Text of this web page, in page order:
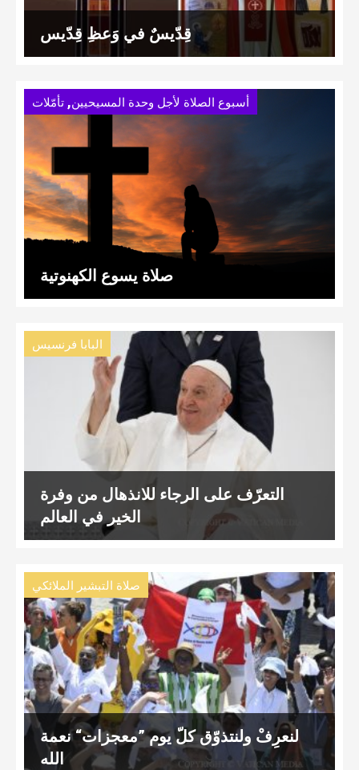
قِدّيسٌ في وَعظِ قِدّيس
أسبوع الصلاة لأجل وحدة المسيحيين, تأمّلات
صلاة يسوع الكهنوتية
البابا فرنسيس
التعرّف على الرجاء للانذهال من وفرة
الخير في العالم
صلاة التبشير الملائكي
لنعرِفْ ولنتذوّق كلّ يوم ”معجزات“ نعمة
الله